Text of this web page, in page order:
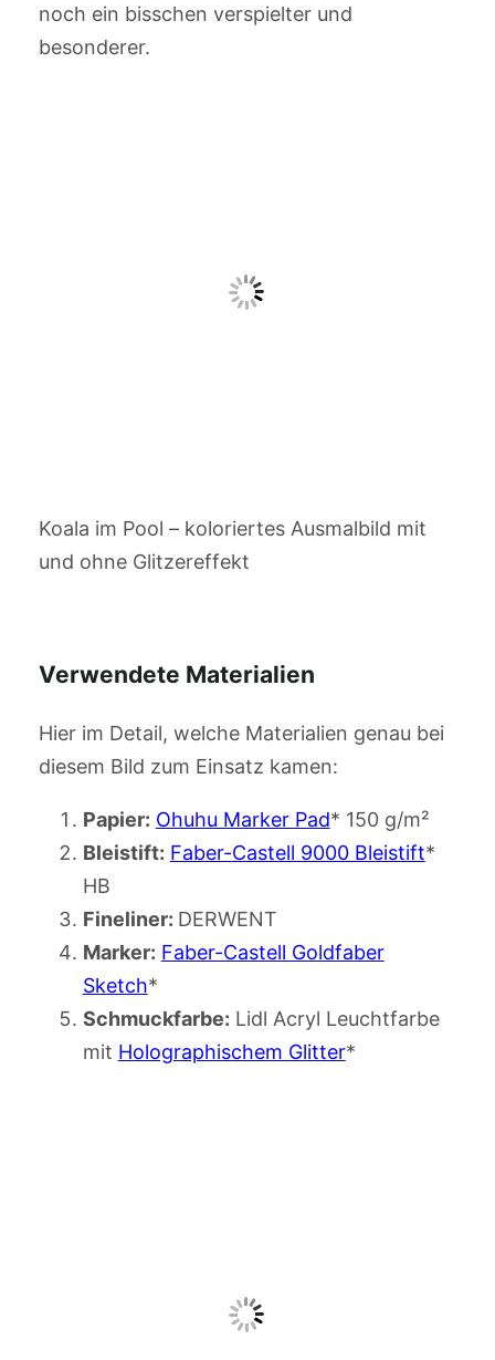
noch ein bisschen verspielter und
besonderer.
Koala im Pool – koloriertes Ausmalbild mit
und ohne Glitzereffekt
Verwendete Materialien
Hier im Detail, welche Materialien genau bei
diesem Bild zum Einsatz kamen:
Papier: Ohuhu Marker Pad* 150 g/m²
Bleistift: Faber-Castell 9000 Bleistift*
HB
Fineliner: DERWENT
Marker: Faber-Castell Goldfaber
Sketch*
Schmuckfarbe: Lidl Acryl Leuchtfarbe
mit Holographischem Glitter*